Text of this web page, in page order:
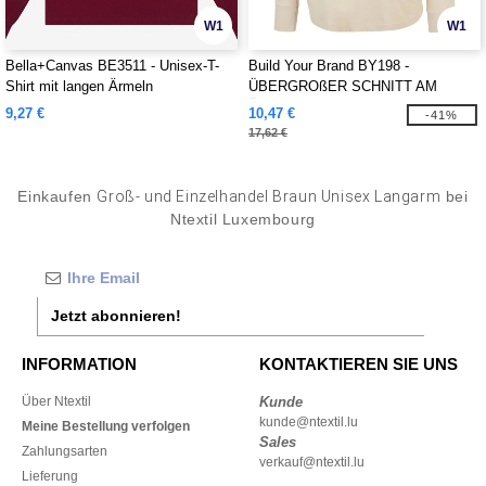
W1
Bella+Canvas BE3511 - Unisex-T-
Shirt mit langen Ärmeln
9,27 €
W1
Build Your Brand BY198 -
ÜBERGROßER SCHNITT AM
ÄRMEL LANGARM
10,47 €
17,62 €
-41%
Einkaufen Groß- und Einzelhandel Braun Unisex Langarm bei
Ntextil Luxembourg
Jetzt abonnieren!
INFORMATION
Über Ntextil
Meine Bestellung verfolgen
Zahlungsarten
Lieferung
KONTAKTIEREN SIE UNS
Kunde
kunde@ntextil.lu
Sales
verkauf@ntextil.lu